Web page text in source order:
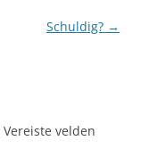
Schuldig? →
Vereiste velden